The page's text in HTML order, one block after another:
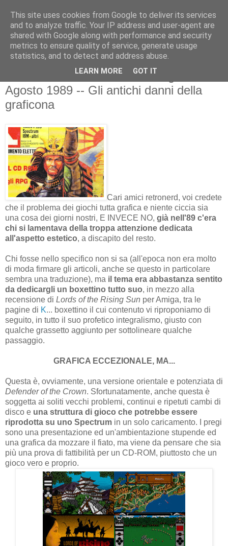
RETRO MAGAZINE: K #8, Luglio-
Agosto 1989 -- Gli antichi danni della
graficona
Cari amici retronerd, voi credete
che il problema dei giochi tutta grafica e niente ciccia sia
una cosa dei giorni nostri, E INVECE NO, già nell'89 c'era
chi si lamentava della troppa attenzione dedicata
all'aspetto estetico, a discapito del resto.
Chi fosse nello specifico non si sa (all'epoca non era molto
di moda firmare gli articoli, anche se questo in particolare
sembra una traduzione), ma il tema era abbastanza sentito
da dedicargli un boxettino tutto suo, in mezzo alla
recensione di Lords of the Rising Sun per Amiga, tra le
pagine di K... boxettino il cui contenuto vi riproponiamo di
seguito, in tutto il suo profetico integralismo, giusto con
qualche grassetto aggiunto per sottolineare qualche
passaggio.
GRAFICA ECCEZIONALE, MA...
Questa è, ovviamente, una versione orientale e potenziata di
Defender of the Crown. Sfortunatamente, anche questa è
soggetta ai soliti vecchi problemi, continui e ripetuti cambi di
disco e una struttura di gioco che potrebbe essere
riprodotta su uno Spectrum in un solo caricamento. I pregi
sono una presentazione ed un'ambientazione stupende ed
una grafica da mozzare il fiato, ma viene da pensare che sia
più una prova di fattibilità per un CD-ROM, piuttosto che un
gioco vero e proprio.
This site uses cookies from Google to deliver its services
and to analyze traffic. Your IP address and user-agent are
shared with Google along with performance and security
metrics to ensure quality of service, generate usage
statistics, and to detect and address abuse.
LEARN MORE GOT IT